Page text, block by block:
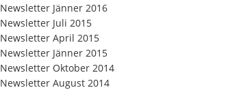
Newsletter Jänner 2016
Newsletter Juli 2015
Newsletter April 2015
Newsletter Jänner 2015
Newsletter Oktober 2014
Newsletter August 2014